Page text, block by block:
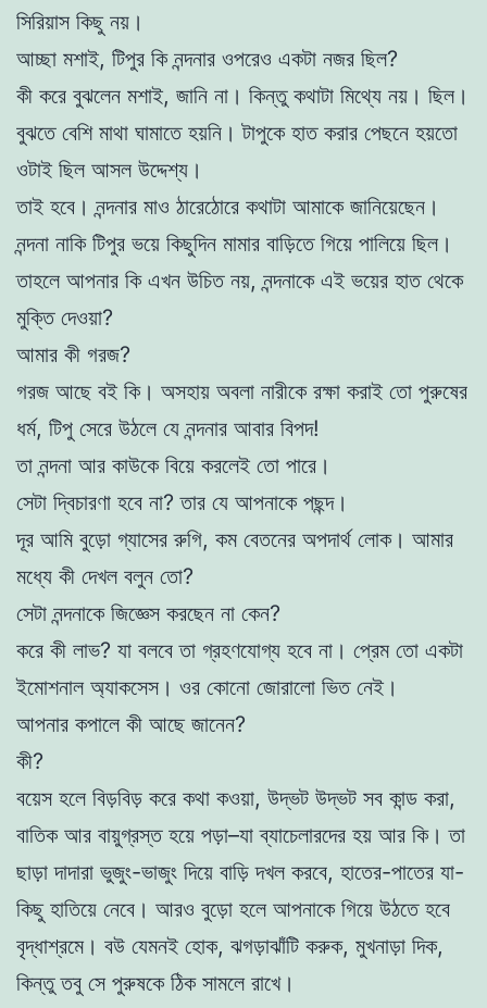
সিরিয়াস কিছু নয়।
আচ্ছা মশাই, টিপুর কি নন্দনার ওপরেও একটা নজর ছিল?
কী করে বুঝলেন মশাই, জানি না। কিন্তু কথাটা মিথ্যে নয়। ছিল।
বুঝতে বেশি মাথা ঘামাতে হয়নি। টাপুকে হাত করার পেছনে হয়তো
ওটাই ছিল আসল উদ্দেশ্য।
তাই হবে। নন্দনার মাও ঠারেঠোরে কথাটা আমাকে জানিয়েছেন।
নন্দনা নাকি টিপুর ভয়ে কিছুদিন মামার বাড়িতে গিয়ে পালিয়ে ছিল।
তাহলে আপনার কি এখন উচিত নয়, নন্দনাকে এই ভয়ের হাত থেকে
মুক্তি দেওয়া?
আমার কী গরজ?
গরজ আছে বই কি। অসহায় অবলা নারীকে রক্ষা করাই তো পুরুষের
ধর্ম, টিপু সেরে উঠলে যে নন্দনার আবার বিপদ!
তা নন্দনা আর কাউকে বিয়ে করলেই তো পারে।
সেটা দ্বিচারণা হবে না? তার যে আপনাকে পছন্দ।
দূর আমি বুড়ো গ্যাসের রুগি, কম বেতনের অপদার্থ লোক। আমার
মধ্যে কী দেখল বলুন তো?
সেটা নন্দনাকে জিজ্ঞেস করছেন না কেন?
করে কী লাভ? যা বলবে তা গ্রহণযোগ্য হবে না। প্রেম তো একটা
ইমোশনাল অ্যাকসেস। ওর কোনো জোরালো ভিত নেই।
আপনার কপালে কী আছে জানেন?
কী?
বয়েস হলে বিড়বিড় করে কথা কওয়া, উদ্ভট উদ্ভট সব কান্ড করা,
বাতিক আর বায়ুগ্রস্ত হয়ে পড়া–যা ব্যাচেলারদের হয় আর কি। তা
ছাড়া দাদারা ভুজুং-ভাজুং দিয়ে বাড়ি দখল করবে, হাতের-পাতের যা-
কিছু হাতিয়ে নেবে। আরও বুড়ো হলে আপনাকে গিয়ে উঠতে হবে
বৃদ্ধাশ্রমে। বউ যেমনই হোক, ঝগড়াঝাঁটি করুক, মুখনাড়া দিক,
কিন্তু তবু সে পুরুষকে ঠিক সামলে রাখে।